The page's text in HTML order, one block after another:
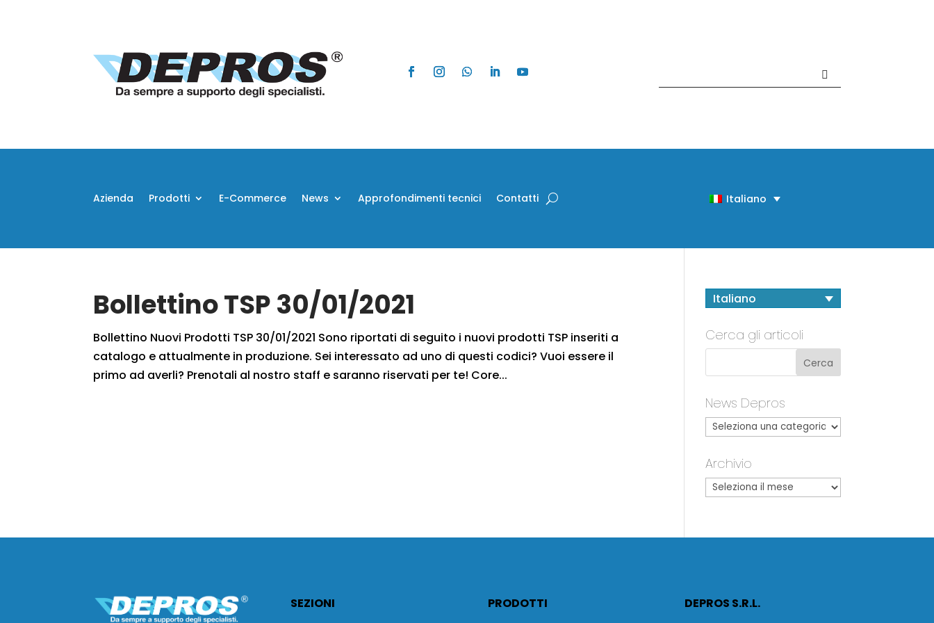
Azienda Prodotti E-Commerce News Approfondimenti tecnici Contatti Italiano
Bollettino TSP 30/01/2021
Bollettino Nuovi Prodotti TSP 30/01/2021 Sono riportati di seguito i nuovi prodotti TSP inseriti a
catalogo e attualmente in produzione. Sei interessato ad uno di questi codici? Vuoi essere il
primo ad averli? Prenotali al nostro staff e saranno riservati per te! Core...
Italiano
Cerca gli articoli
News Depros
Archivio
SEZIONI
PRODOTTI
DEPROS S.R.L.